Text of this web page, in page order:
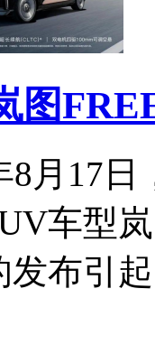
图
8月17
车型
发布引